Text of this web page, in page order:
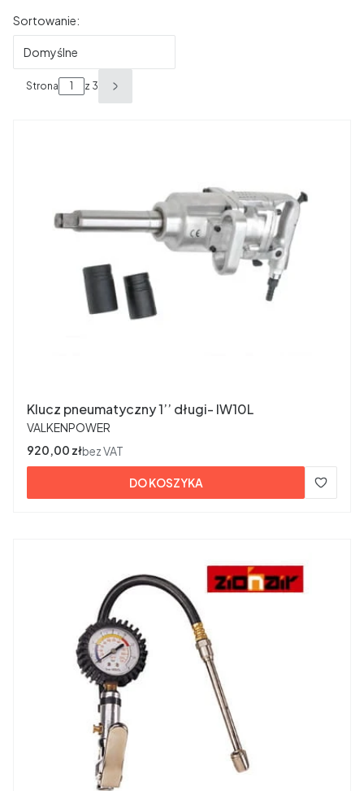
Lista produktów
Sortowanie:
Domyślne
Strona z 3 Następne produkty
Klucz pneumatyczny 1’’ długi- IW10L
PRODUCENT
VALKENPOWER
Cena
920,00 złbez VAT
DO KOSZYKA